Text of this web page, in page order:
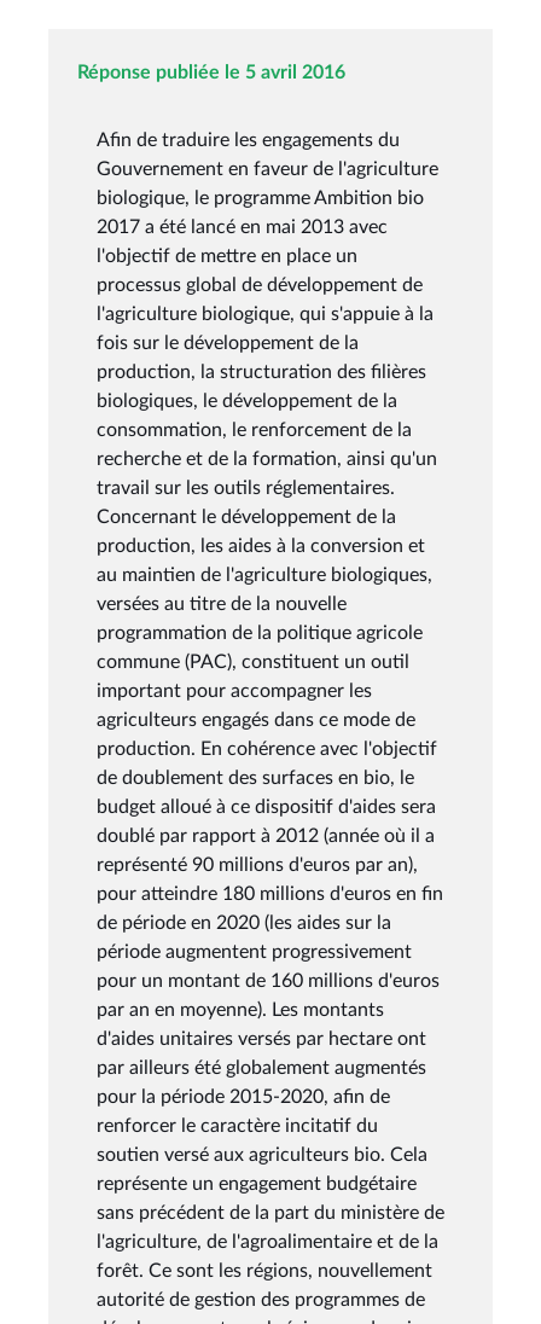
Réponse publiée le 5 avril 2016
Afin de traduire les engagements du
Gouvernement en faveur de l'agriculture
biologique, le programme Ambition bio
2017 a été lancé en mai 2013 avec
l'objectif de mettre en place un
processus global de développement de
l'agriculture biologique, qui s'appuie à la
fois sur le développement de la
production, la structuration des filières
biologiques, le développement de la
consommation, le renforcement de la
recherche et de la formation, ainsi qu'un
travail sur les outils réglementaires.
Concernant le développement de la
production, les aides à la conversion et
au maintien de l'agriculture biologiques,
versées au titre de la nouvelle
programmation de la politique agricole
commune (PAC), constituent un outil
important pour accompagner les
agriculteurs engagés dans ce mode de
production. En cohérence avec l'objectif
de doublement des surfaces en bio, le
budget alloué à ce dispositif d'aides sera
doublé par rapport à 2012 (année où il a
représenté 90 millions d'euros par an),
pour atteindre 180 millions d'euros en fin
de période en 2020 (les aides sur la
période augmentent progressivement
pour un montant de 160 millions d'euros
par an en moyenne). Les montants
d'aides unitaires versés par hectare ont
par ailleurs été globalement augmentés
pour la période 2015-2020, afin de
renforcer le caractère incitatif du
soutien versé aux agriculteurs bio. Cela
représente un engagement budgétaire
sans précédent de la part du ministère de
l'agriculture, de l'agroalimentaire et de la
forêt. Ce sont les régions, nouvellement
autorité de gestion des programmes de